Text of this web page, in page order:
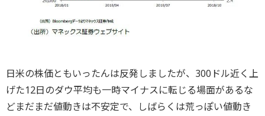
日米の株価ともいったんは反発しましたが、300ドル近く上
げた12日のダウ平均も一時マイナスに転じる場面があるな
どまだまだ値動きは不安定で、しばらくは荒っぽい値動き